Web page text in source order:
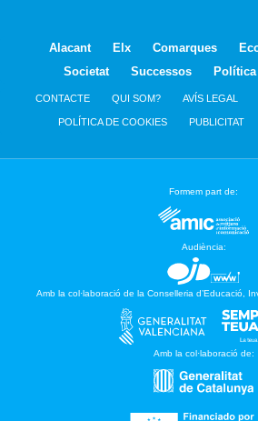
Alacant Elx Comarques
Societat
Successos Política
CONTACTE QUI SOM? AVÍS LEGAL
POLÍTICA DE COOKIES PUBLICITAT
Formem part de:
Audiència:
Amb la col·laboració de la Conselleria d’Educació,
Amb la col·laboració de: